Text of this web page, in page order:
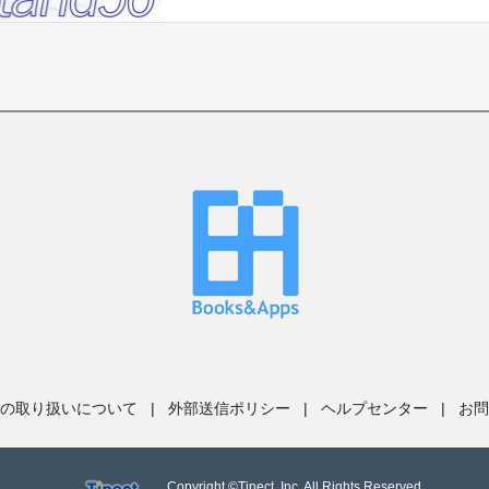
取り扱いについて | 外部送信ポリシー | ヘルプセンター | お